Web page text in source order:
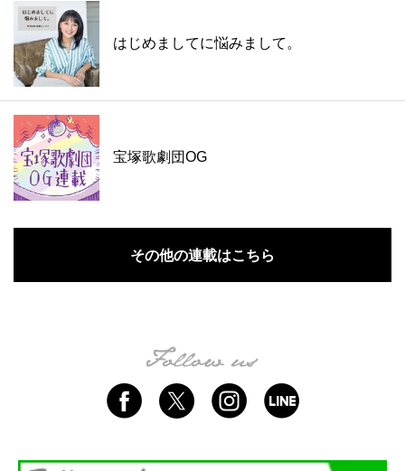
はじめましてに悩みまして。
宝塚歌劇団OG
その他の連載はこちら